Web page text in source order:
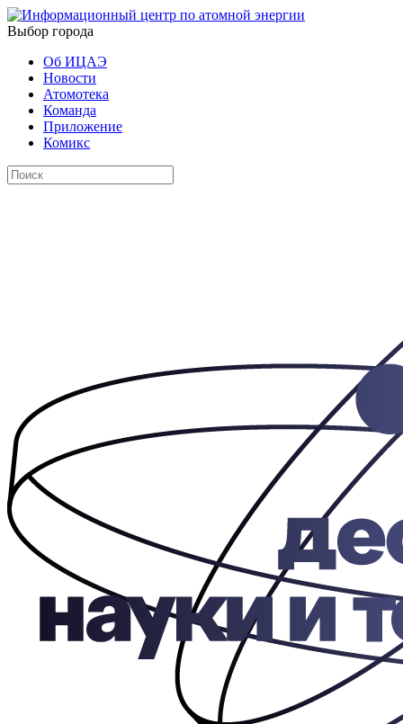
Выбор города
Об ИЦАЭ
Новости
Атомотека
Команда
Приложение
Комикс